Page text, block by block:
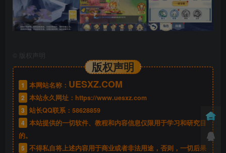
版权声明
版权声明
1 本网站名称： UESXZ.COM
2 本站永久网址： https://www.uesxz.com
3 站长QQ联系： 58628859
4 本站提供的一切软件、教程和内容信息仅限用于学习和研究目
的。
5 不得私自将上述内容用于商业或者非法用途，否则，一切后果